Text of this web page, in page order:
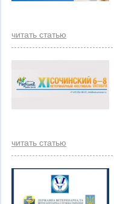
читать статью
читать статью